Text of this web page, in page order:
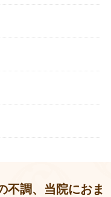
不調、当院におま